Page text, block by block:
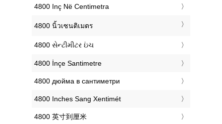
‎4800 Inç Në Centimetra
‎4800 นิ้วเซนติเมตร
‎4800 સેન્ટીમીટર ઇંચ
‎4800 İnçe Santimetre
‎4800 дюйма в сантиметри
‎4800 Inches Sang Xentimét
‎4800 英寸到厘米